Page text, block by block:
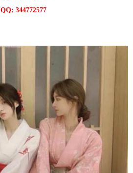
QQ: 344772577